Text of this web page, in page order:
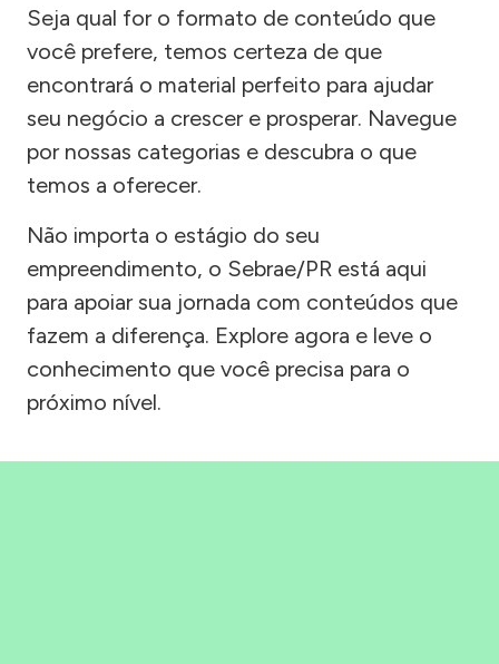
Seja qual for o formato de conteúdo que
você prefere, temos certeza de que
encontrará o material perfeito para ajudar
seu negócio a crescer e prosperar. Navegue
por nossas categorias e descubra o que
temos a oferecer.
Não importa o estágio do seu
empreendimento, o Sebrae/PR está aqui
para apoiar sua jornada com conteúdos que
fazem a diferença. Explore agora e leve o
conhecimento que você precisa para o
próximo nível.